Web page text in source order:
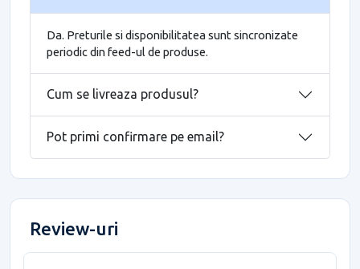
Da. Preturile si disponibilitatea sunt sincronizate
periodic din feed-ul de produse.
Cum se livreaza produsul?
Pot primi confirmare pe email?
Review-uri